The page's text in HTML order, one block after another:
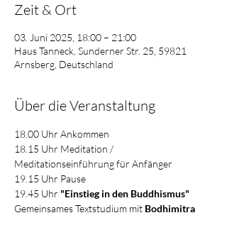
Zeit & Ort
03. Juni 2025, 18:00 – 21:00
Haus Tanneck, Sunderner Str. 25, 59821
Arnsberg, Deutschland
Über die Veranstaltung
18.00 Uhr Ankommen
18.15 Uhr Meditation /
Meditationseinführung für Anfänger
19.15 Uhr Pause
19.45 Uhr "Einstieg in den Buddhismus"
Gemeinsames Textstudium mit Bodhimitra